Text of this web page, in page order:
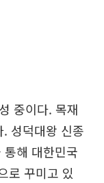
중이다. 목재
성덕대왕 신종
해 대한민국
로 꾸미고 있